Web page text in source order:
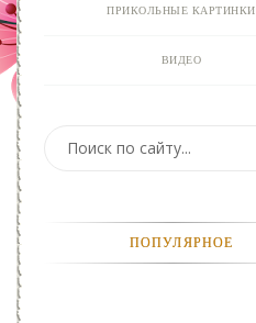
ПРИКОЛЬНЫЕ КАРТИНКИ
ВИДЕО
ОТКРЫТКИ
ПОПУЛЯРНОЕ